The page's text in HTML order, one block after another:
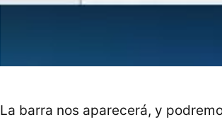
La barra nos aparecerá, y